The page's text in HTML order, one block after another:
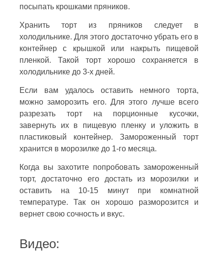
посыпать крошками пряников.
Хранить торт из пряников следует в
холодильнике. Для этого достаточно убрать его в
контейнер с крышкой или накрыть пищевой
пленкой. Такой торт хорошо сохраняется в
холодильнике до 3-х дней.
Если вам удалось оставить немного торта,
можно заморозить его. Для этого лучше всего
разрезать торт на порционные кусочки,
завернуть их в пищевую пленку и уложить в
пластиковый контейнер. Замороженный торт
хранится в морозилке до 1-го месяца.
Когда вы захотите попробовать замороженный
торт, достаточно его достать из морозилки и
оставить на 10-15 минут при комнатной
температуре. Так он хорошо разморозится и
вернет свою сочность и вкус.
Видео: